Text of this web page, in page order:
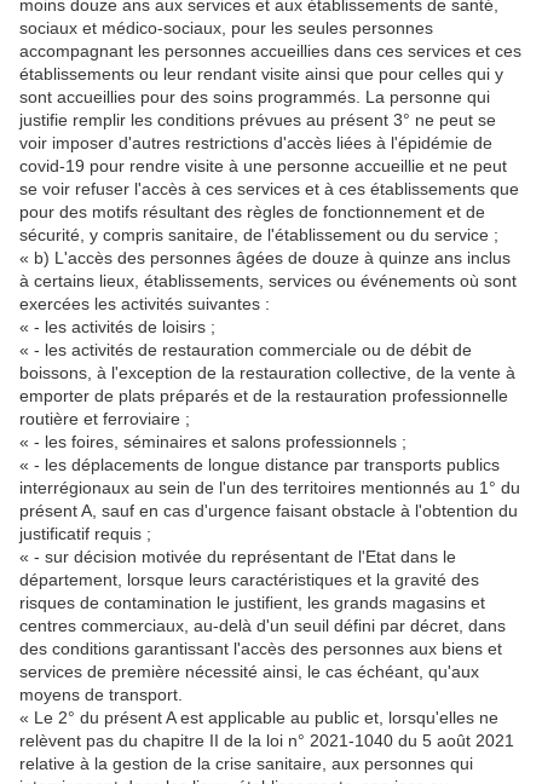
moins douze ans aux services et aux établissements de santé,
sociaux et médico-sociaux, pour les seules personnes
accompagnant les personnes accueillies dans ces services et ces
établissements ou leur rendant visite ainsi que pour celles qui y
sont accueillies pour des soins programmés. La personne qui
justifie remplir les conditions prévues au présent 3° ne peut se
voir imposer d'autres restrictions d'accès liées à l'épidémie de
covid-19 pour rendre visite à une personne accueillie et ne peut
se voir refuser l'accès à ces services et à ces établissements que
pour des motifs résultant des règles de fonctionnement et de
sécurité, y compris sanitaire, de l'établissement ou du service ;
« b) L'accès des personnes âgées de douze à quinze ans inclus
à certains lieux, établissements, services ou événements où sont
exercées les activités suivantes :
« - les activités de loisirs ;
« - les activités de restauration commerciale ou de débit de
boissons, à l'exception de la restauration collective, de la vente à
emporter de plats préparés et de la restauration professionnelle
routière et ferroviaire ;
« - les foires, séminaires et salons professionnels ;
« - les déplacements de longue distance par transports publics
interrégionaux au sein de l'un des territoires mentionnés au 1° du
présent A, sauf en cas d'urgence faisant obstacle à l'obtention du
justificatif requis ;
« - sur décision motivée du représentant de l'Etat dans le
département, lorsque leurs caractéristiques et la gravité des
risques de contamination le justifient, les grands magasins et
centres commerciaux, au-delà d'un seuil défini par décret, dans
des conditions garantissant l'accès des personnes aux biens et
services de première nécessité ainsi, le cas échéant, qu'aux
moyens de transport.
« Le 2° du présent A est applicable au public et, lorsqu'elles ne
relèvent pas du chapitre II de la loi n° 2021-1040 du 5 août 2021
relative à la gestion de la crise sanitaire, aux personnes qui